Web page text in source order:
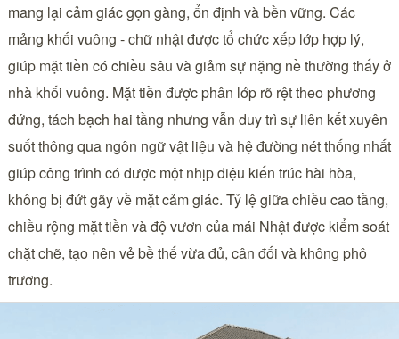
mang lại cảm giác gọn gàng, ổn định và bền vững. Các
mảng khối vuông - chữ nhật được tổ chức xếp lớp hợp lý,
giúp mặt tiền có chiều sâu và giảm sự nặng nề thường thấy ở
nhà khối vuông. Mặt tiền được phân lớp rõ rệt theo phương
đứng, tách bạch hai tầng nhưng vẫn duy trì sự liên kết xuyên
suốt thông qua ngôn ngữ vật liệu và hệ đường nét thống nhất
giúp công trình có được một nhịp điệu kiến trúc hài hòa,
không bị đứt gãy về mặt cảm giác. Tỷ lệ giữa chiều cao tầng,
chiều rộng mặt tiền và độ vươn của mái Nhật được kiểm soát
chặt chẽ, tạo nên vẻ bề thế vừa đủ, cân đối và không phô
trương.